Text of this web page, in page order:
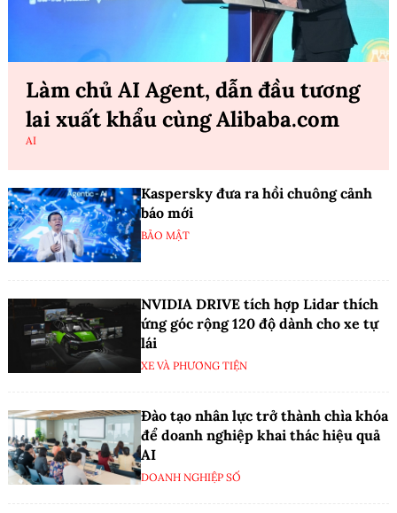
Làm chủ AI Agent, dẫn đầu tương
lai xuất khẩu cùng Alibaba.com
AI
Kaspersky đưa ra hồi chuông cảnh
báo mới
BẢO MẬT
NVIDIA DRIVE tích hợp Lidar thích
ứng góc rộng 120 độ dành cho xe tự
lái
XE VÀ PHƯƠNG TIỆN
Đào tạo nhân lực trở thành chìa khóa
để doanh nghiệp khai thác hiệu quả
AI
DOANH NGHIỆP SỐ